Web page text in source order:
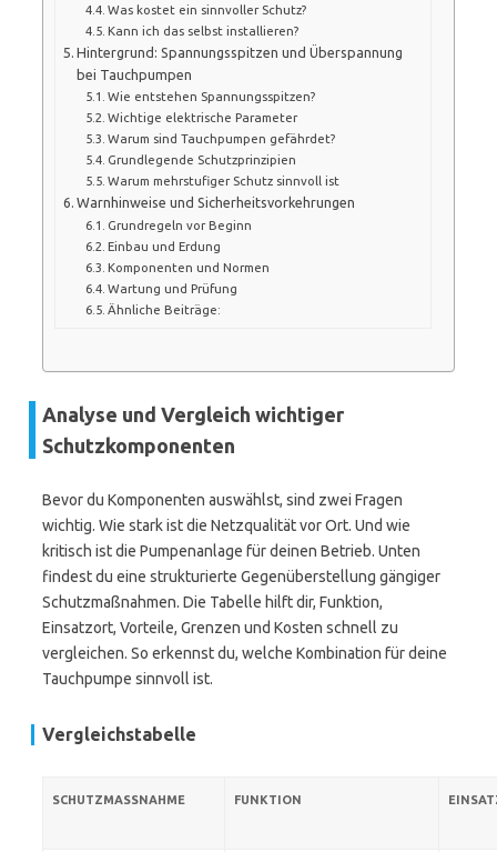
Was kostet ein sinnvoller Schutz?
Kann ich das selbst installieren?
Hintergrund: Spannungsspitzen und Überspannung
bei Tauchpumpen
Wie entstehen Spannungsspitzen?
Wichtige elektrische Parameter
Warum sind Tauchpumpen gefährdet?
Grundlegende Schutzprinzipien
Warum mehrstufiger Schutz sinnvoll ist
Warnhinweise und Sicherheitsvorkehrungen
Grundregeln vor Beginn
Einbau und Erdung
Komponenten und Normen
Wartung und Prüfung
Ähnliche Beiträge:
Analyse und Vergleich wichtiger
Schutzkomponenten
Bevor du Komponenten auswählst, sind zwei Fragen
wichtig. Wie stark ist die Netzqualität vor Ort. Und wie
kritisch ist die Pumpenanlage für deinen Betrieb. Unten
findest du eine strukturierte Gegenüberstellung gängiger
Schutzmaßnahmen. Die Tabelle hilft dir, Funktion,
Einsatzort, Vorteile, Grenzen und Kosten schnell zu
vergleichen. So erkennst du, welche Kombination für deine
Tauchpumpe sinnvoll ist.
Vergleichstabelle
SCHUTZMASSNAHME FUNKTION